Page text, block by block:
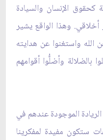
كحقوق الإنسان والسيادة
أخلاقي. وهذا الواقع يشير
الله واستغنوا عن هدايته
بالضلالة وأضلُّوا أقوامهم
الموجودة عندهم في
ستكون مفيدة لمفكرينا